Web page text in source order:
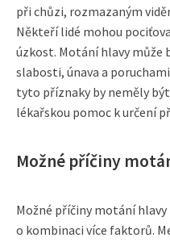
při chůzi, rozmazaným
Někteří lidé mohou
úzkost. Motání hlavy může
slabosti, únava a
tyto příznaky by neměly
lékařskou pomoc k určení
Možné příčiny
Možné příčiny motání
o kombinaci více faktorů.